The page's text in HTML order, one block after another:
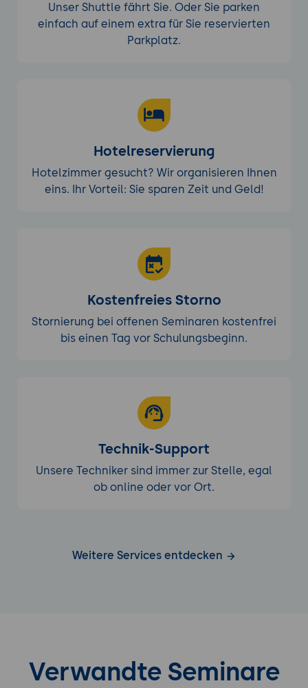
Unser Shuttle fährt Sie. Oder Sie parken
einfach auf einem extra für Sie reservierten
Parkplatz.
Hotelreservierung
Hotelzimmer gesucht? Wir organisieren Ihnen
eins. Ihr Vorteil: Sie sparen Zeit und Geld!
Kostenfreies Storno
Stornierung bei offenen Seminaren kostenfrei
bis einen Tag vor Schulungsbeginn.
Technik-Support
Unsere Techniker sind immer zur Stelle, egal
ob online oder vor Ort.
Weitere Services entdecken
Verwandte Seminare